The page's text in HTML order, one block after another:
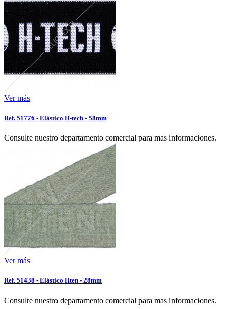
Ver más
Ref. 51776 - Elástico H-tech - 58mm
Consulte nuestro departamento comercial para mas informaciones.
Ver más
Ref. 51438 - Elástico Hten - 28mm
Consulte nuestro departamento comercial para mas informaciones.